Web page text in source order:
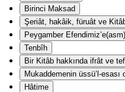
Birinci Maksad
Şeriât, hakâik, füruât ve
Peygamber
Tenbîh
Bir Kitâb hakkında ifrât ve
Mukaddemenin üssü’l-esası
Hâtime